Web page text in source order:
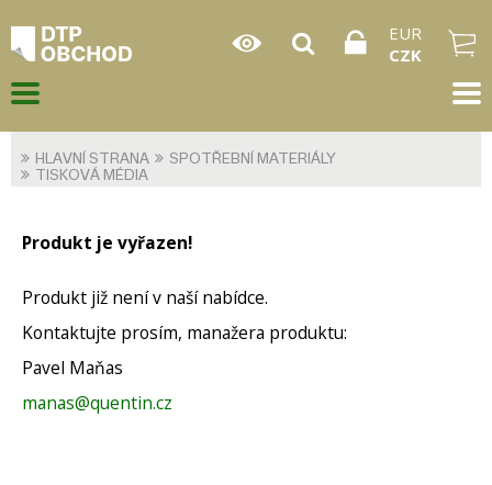
EUR
CZK
HLAVNÍ STRANA
SPOTŘEBNÍ MATERIÁLY
TISKOVÁ MÉDIA
Produkt je vyřazen!
Produkt již není v naší nabídce.
Kontaktujte prosím, manažera produktu:
Pavel Maňas
manas@quentin.cz